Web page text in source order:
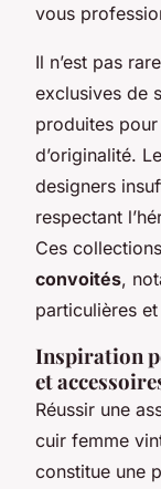
vous
Il n’est pas
exclusives de
produites
d’originalité.
designers
respectant
Ces
convoités,
particulières
Inspiration
et
Réussir une
cuir femme
constitue une